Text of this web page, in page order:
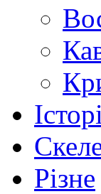
Різне